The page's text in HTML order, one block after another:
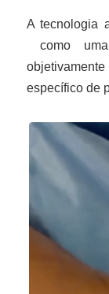
A tecnologia
como
específico de